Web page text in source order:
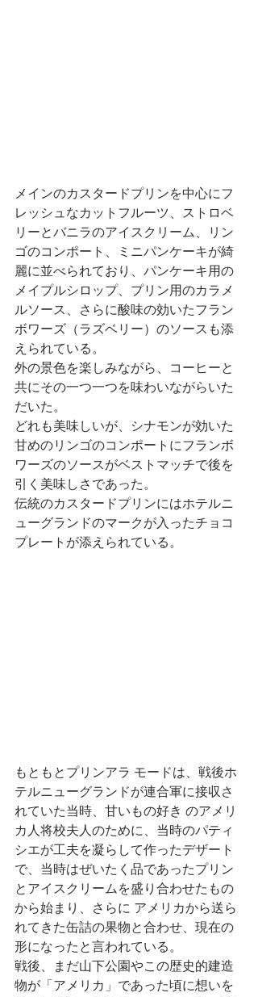
メインのカスタードプリンを中心にフ
レッシュなカットフルーツ、ストロベ
リーとバニラのアイスクリーム、リン
ゴのコンポート、ミニパンケーキが綺
麗に並べられており、パンケーキ用の
メイプルシロップ、プリン用のカラメ
ルソース、さらに酸味の効いたフラン
ボワーズ（ラズベリー）のソースも添
えられている。
外の景色を楽しみながら、コーヒーと
共にその一つ一つを味わいながらいた
だいた。
どれも美味しいが、シナモンが効いた
甘めのリンゴのコンポートにフランボ
ワーズのソースがベストマッチで後を
引く美味しさであった。
伝統のカスタードプリンにはホテルニ
ューグランドのマークが入ったチョコ
プレートが添えられている。
もともとプリンアラ モードは、戦後ホ
テルニューグランドが連合軍に接収さ
れていた当時、甘いもの好き のアメリ
カ人将校夫人のために、当時のパティ
シエが工夫を凝らして作ったデザート
で、当時はぜいたく品であったプリン
とアイスクリームを盛り合わせたもの
から始まり、さらに アメリカから送ら
れてきた缶詰の果物と合わせ、現在の
形になったと言われている。
戦後、まだ山下公園やこの歴史的建造
物が「アメリカ」であった頃に想いを